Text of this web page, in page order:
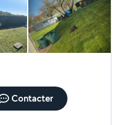
Contacter